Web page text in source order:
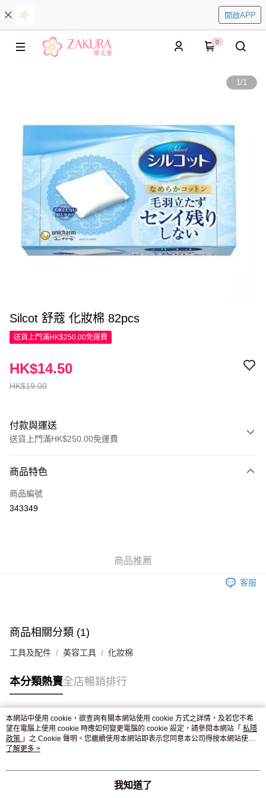
開啟APP
0
1/1
Silcot 舒蔻 化妝棉 82pcs
送貨上門滿HK$250.00免運費
HK$19.00
HK$14.50
付款與運送
送貨上門滿HK$250.00免運費
信用卡
Apple Pay
付款後門市自取，訂單確認後2-4個工作天到店，7天內取。逾期後
商品特色
商品編號
343349
商品推薦
客服
商品相關分類 (1)
工具及配件 美容工具 化妝棉
本分類熱賣全店暢銷排行
熱門標籤
熱銷排行
本網站中使用 cookie，欲查詢有關本網站使用 cookie 方式之詳情，及若您不希
望在電腦上使用 cookie 時應如何變更電腦的 cookie 設定，請參閱本網站「 私隱
政策 」之 Cookie 聲明。您繼續使用本網站即表示您同意本公司得按本網站使用
條款之 Cookie 聲明使用 cookie。
了解更多 >
我知道了